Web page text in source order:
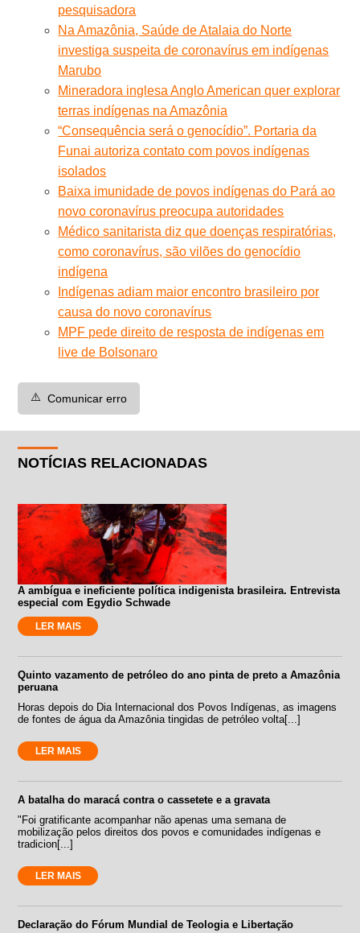
pesquisadora
Na Amazônia, Saúde de Atalaia do Norte
investiga suspeita de coronavírus em indígenas
Marubo
Mineradora inglesa Anglo American quer explorar
terras indígenas na Amazônia
“Consequência será o genocídio”. Portaria da
Funai autoriza contato com povos indígenas
isolados
Baixa imunidade de povos indígenas do Pará ao
novo coronavírus preocupa autoridades
Médico sanitarista diz que doenças respiratórias,
como coronavírus, são vilões do genocídio
indígena
Indígenas adiam maior encontro brasileiro por
causa do novo coronavírus
MPF pede direito de resposta de indígenas em
live de Bolsonaro
⚠️ Comunicar erro
NOTÍCIAS RELACIONADAS
A ambígua e ineficiente política indigenista brasileira. Entrevista
especial com Egydio Schwade
LER MAIS
Quinto vazamento de petróleo do ano pinta de preto a Amazônia
peruana
Horas depois do Dia Internacional dos Povos Indígenas, as imagens
de fontes de água da Amazônia tingidas de petróleo volta[...]
LER MAIS
A batalha do maracá contra o cassetete e a gravata
"Foi gratificante acompanhar não apenas uma semana de
mobilização pelos direitos dos povos e comunidades indígenas e
tradicion[...]
LER MAIS
Declaração do Fórum Mundial de Teologia e Libertação